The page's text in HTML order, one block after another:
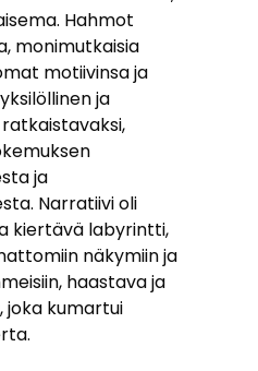
Hahmot
monimutkaisia
motiivinsa ja
ja
ja
Narratiivi oli
kiertävä labyrintti,
näkymiin ja
haastava ja
joka kumartui